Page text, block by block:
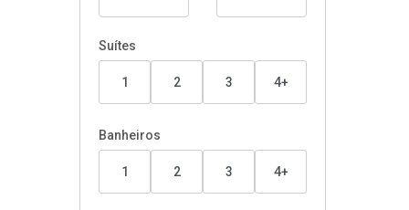
Suítes
1 2 3 4+
Banheiros
1 2 3 4+